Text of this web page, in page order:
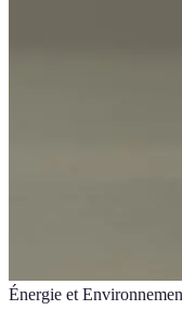
Énergie et